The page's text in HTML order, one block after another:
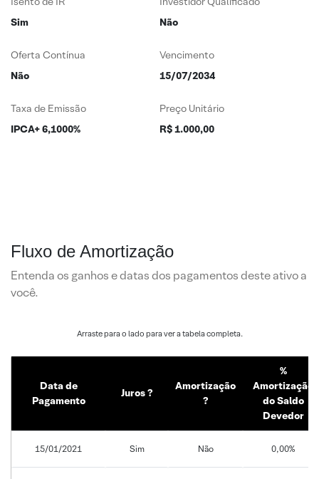
Sim
Não
Oferta Contínua
Não
Vencimento
15/07/2034
Taxa de Emissão
IPCA+ 6,1000%
Preço Unitário
R$ 1.000,00
Fluxo de Amortização
Entenda os ganhos e datas dos pagamentos deste ativo a
você.
Data de
Pagamento
Juros ?
Amortização
?
%
Amortização
do Saldo
Devedor
15/01/2021 Sim Não 0,00%